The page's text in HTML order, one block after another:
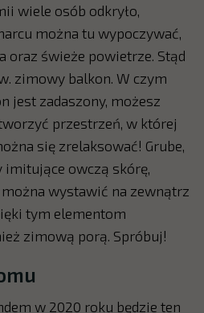
wiele osób odkryło,
można tu wypoczywać,
oraz świeże powietrze. Stąd
zimowy balkon. W czym
jest zadaszony, możesz
przestrzeń, w której
się zrelaksować! Grube,
imitujące owczą skórę,
wystawić na zewnątrz
tym elementom
zimową porą. Spróbuj!
w 2020 roku będzie ten